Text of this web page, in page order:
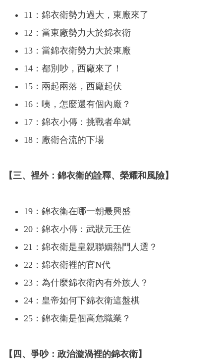
11：錦衣衛勢力過大，東廠來了
12：當東廠勢力大於錦衣衛
13：當錦衣衛勢力大於東廠
14：都別吵，西廠來了！
15：兩起兩落，西廠起伏
16：咦，怎麼還有個內廠？
17：錦衣小傳：挑戰者牟斌
18：廠衛合流的下場
【三、裡外：錦衣衛的詮釋、榮耀和風險】
19：錦衣衛在哪一朝最興盛
20：錦衣小傳：武狀元王佐
21：錦衣衛是皇親聯姻熱門人選？
22：錦衣衛裡的官N代
23：為什麼錦衣衛內有外族人？
24：皇帝如何下錦衣衛這盤棋
25：錦衣衛是個高危職業？
【四、爭吵：政治漩渦裡的錦衣衛】